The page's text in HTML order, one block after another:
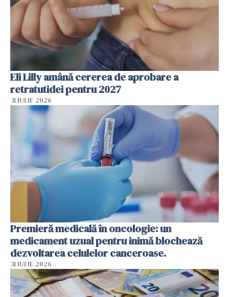
Eli Lilly amână cererea de aprobare a
retratutidei pentru 2027
31 IULIE 2026
Premieră medicală în oncologie: un
medicament uzual pentru inimă blochează
dezvoltarea celulelor canceroase.
31 IULIE 2026